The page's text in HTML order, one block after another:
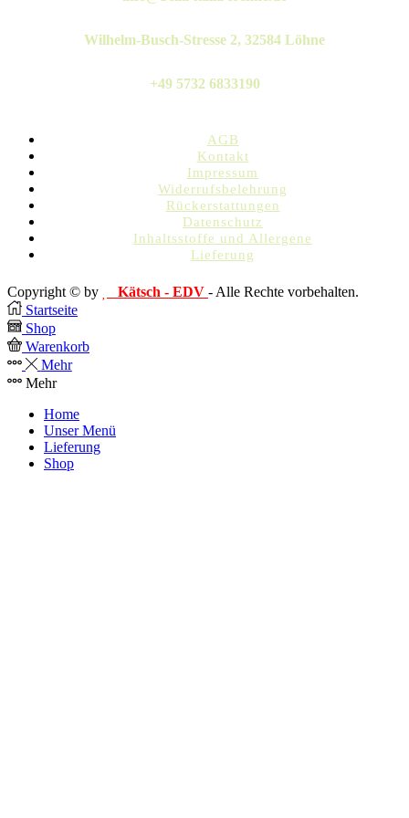
Wilhelm-Busch-Stresse 2, 32584 Löhne
+49 5732 6833190
AGB
Kontakt
Impressum
Widerrufsbelehrung
Rückerstattungen
Datenschutz
Inhaltsstoffe und Allergene
Lieferung
Copyright © by Kätsch - EDV - Alle Rechte vorbehalten.
Startseite
Shop
Warenkorb
Mehr
Mehr
Home
Unser Menü
Lieferung
Shop